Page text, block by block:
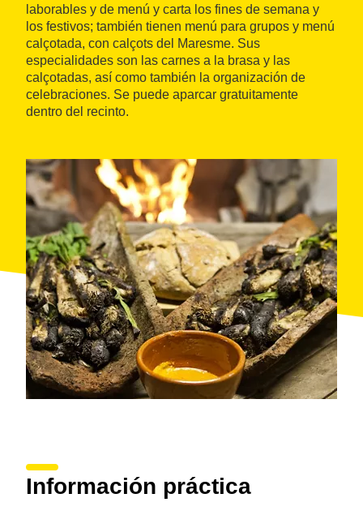
laborables y de menú y carta los fines de semana y
los festivos; también tienen menú para grupos y menú
calçotada, con calçots del Maresme. Sus
especialidades son las carnes a la brasa y las
calçotadas, así como también la organización de
celebraciones. Se puede aparcar gratuitamente
dentro del recinto.
Información práctica